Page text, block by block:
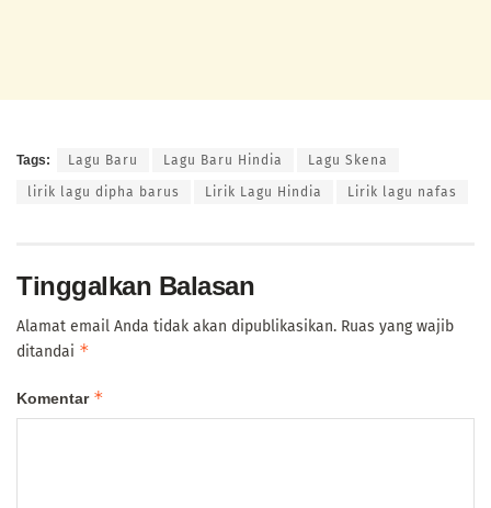
Tags: Lagu Baru Lagu Baru Hindia Lagu Skena
lirik lagu dipha barus Lirik Lagu Hindia Lirik lagu nafas
Tinggalkan Balasan
Alamat email Anda tidak akan dipublikasikan. Ruas yang wajib
ditandai *
Komentar *